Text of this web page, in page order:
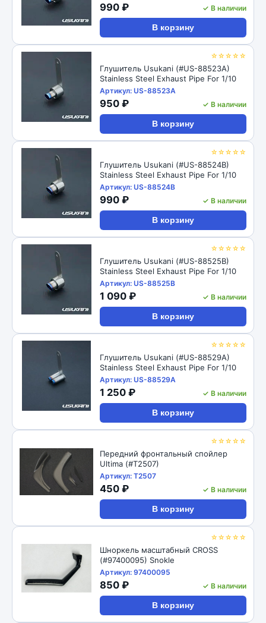
990 ₽ ✓ В наличии
В корзину
☆☆☆☆☆
Глушитель Usukani (#US-88523A)
Stainless Steel Exhaust Pipe For 1/10
Артикул: US-88523A
950 ₽ ✓ В наличии
В корзину
☆☆☆☆☆
Глушитель Usukani (#US-88524B)
Stainless Steel Exhaust Pipe For 1/10
Артикул: US-88524B
990 ₽ ✓ В наличии
В корзину
☆☆☆☆☆
Глушитель Usukani (#US-88525B)
Stainless Steel Exhaust Pipe For 1/10
Артикул: US-88525B
1 090 ₽ ✓ В наличии
В корзину
☆☆☆☆☆
Глушитель Usukani (#US-88529A)
Stainless Steel Exhaust Pipe For 1/10
Артикул: US-88529A
1 250 ₽ ✓ В наличии
В корзину
☆☆☆☆☆
Передний фронтальный спойлер
Ultima (#T2507)
Артикул: T2507
450 ₽ ✓ В наличии
В корзину
☆☆☆☆☆
Шноркель масштабный CROSS
(#97400095) Snokle
Артикул: 97400095
850 ₽ ✓ В наличии
В корзину